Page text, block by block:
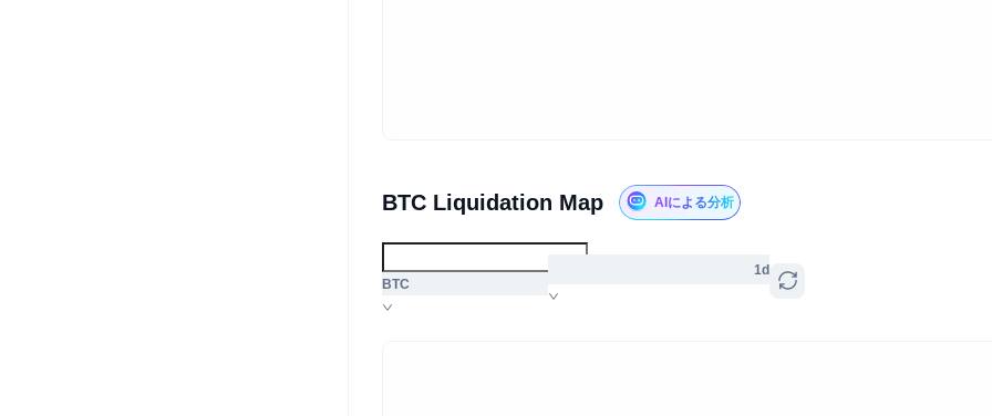
BTC Liquidation Map AIによる分析
BTC
1d